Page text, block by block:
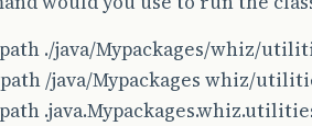
./java/Mypackages/whiz/
/java/Mypackages whiz/